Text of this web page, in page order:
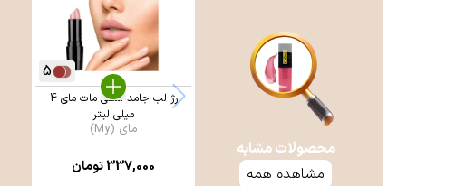
محصولات مشابه
مشاهده همه
5
رژ لب جامد استی مات مای 4
میلی لیتر
مای (My)
337,000تومان